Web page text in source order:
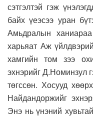
сэтгэлтэй гэж
байх үеэсээ уран
Амьдралын
харьяат Аж
хамгийн том зээ
эхнэрийг Д.Номинзул
төгссөн. Хосууд
Найдандоржийг
Энэ нь үнэний